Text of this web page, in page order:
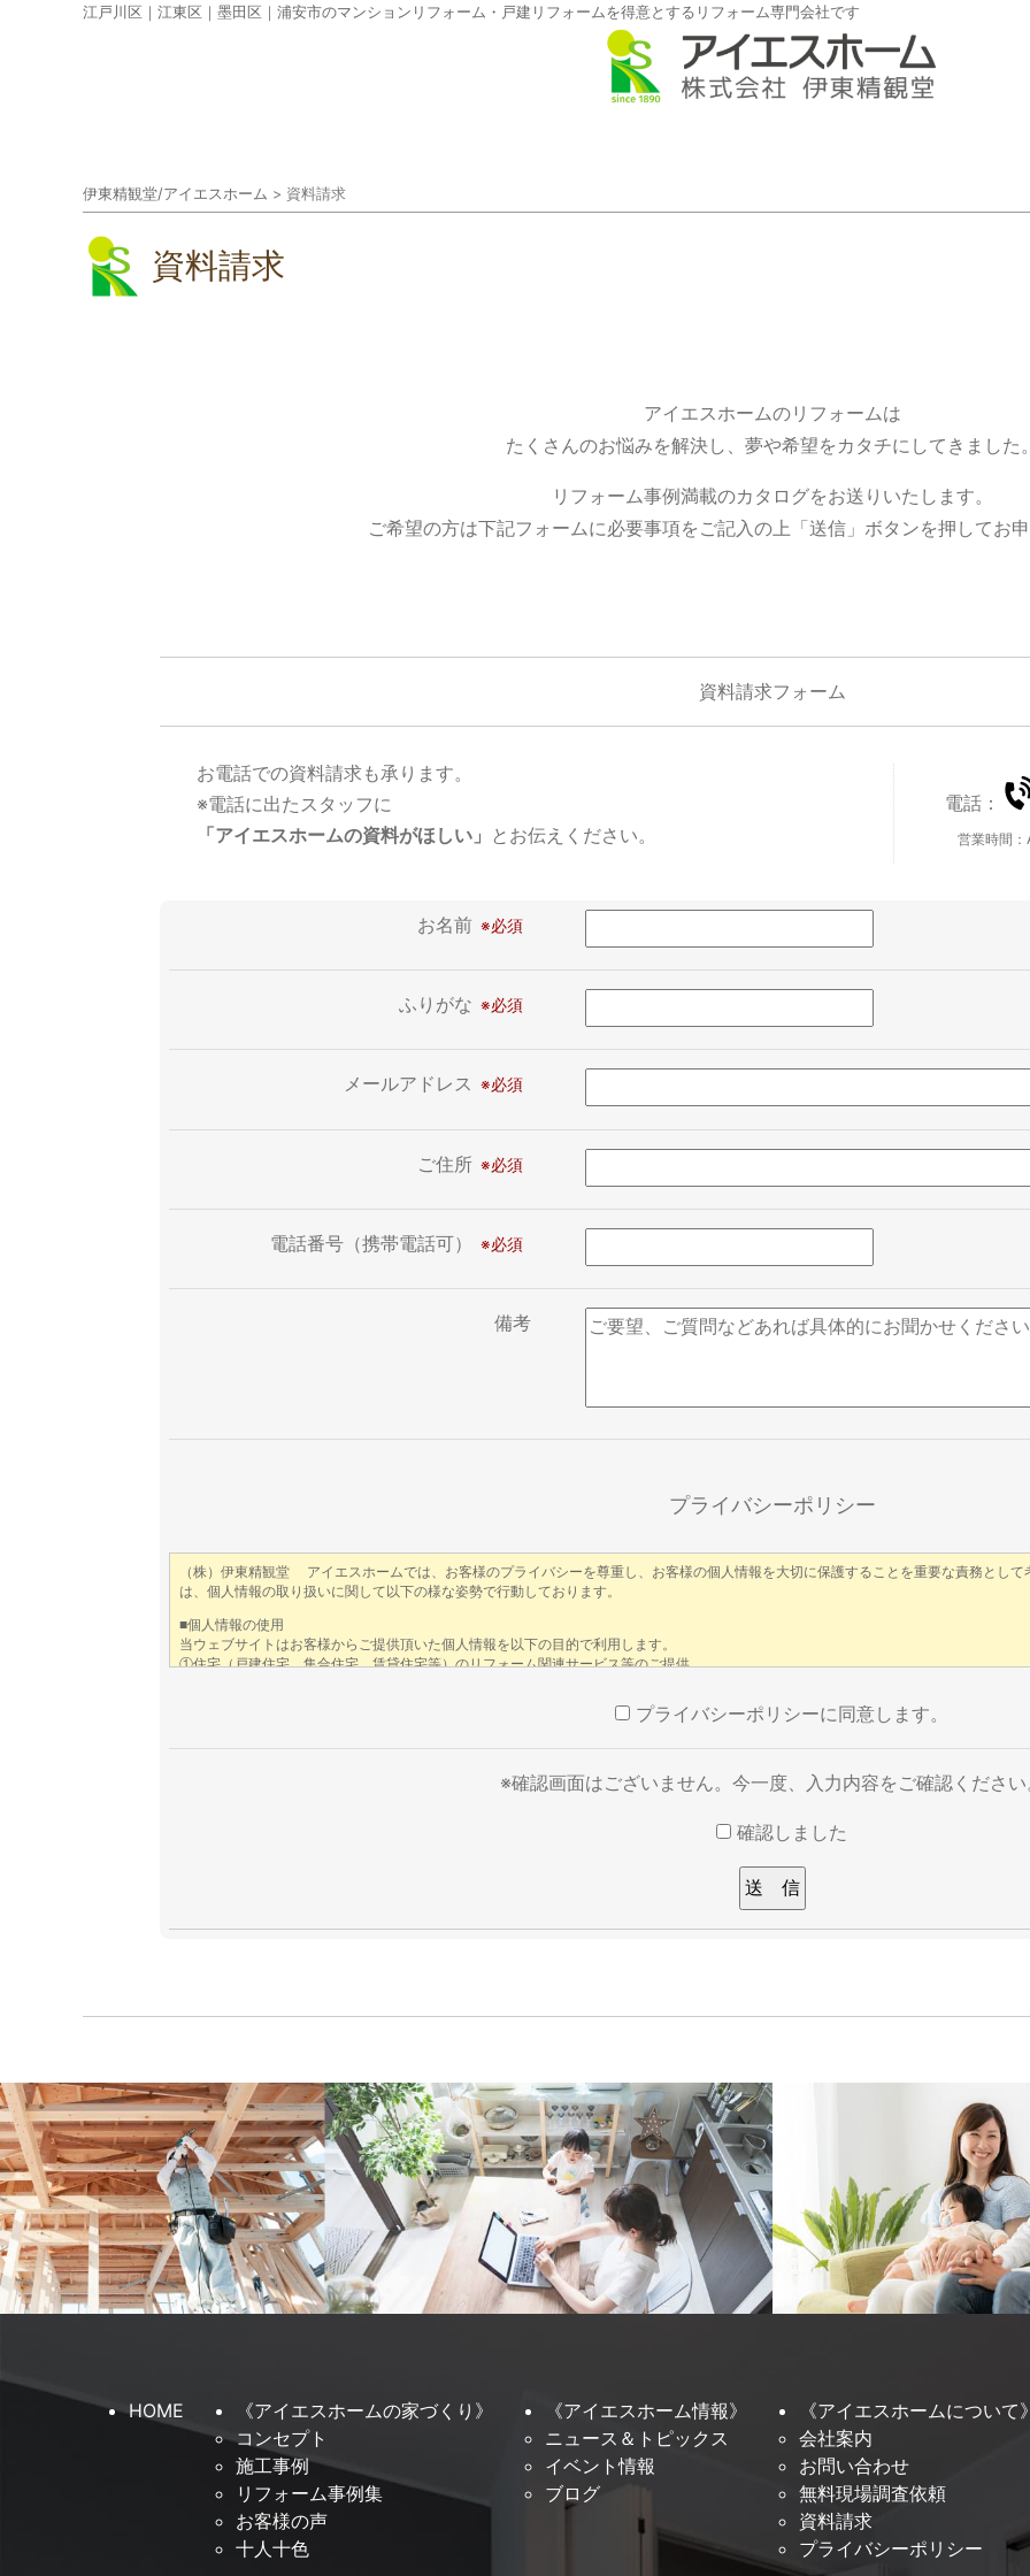
江戸川区｜江東区｜墨田区｜浦安市のマンションリフォーム・戸建リフォームを得意とするリフォーム専門会社です
伊東精観堂/アイエスホーム > 資料請求
資料請求
アイエスホームのリフォームは
たくさんのお悩みを解決し、夢や希望をカタチにしてきました
リフォーム事例満載のカタログをお送りいたします。
ご希望の方は下記フォームに必要事項をご記入の上「送信」ボタンを押してお
資料請求フォーム
お電話での資料請求も承ります。
※電話に出たスタッフに
「アイエスホームの資料がほしい」 とお伝えください。
電話：
営業時間：
お名前
ふりがな
メールアドレス
ご住所
電話番号（携帯電話可）
備考
プライバシーポリシー
プライバシーポリシーに同意します。
※確認画面はございません。今一度、入力内容をご確認くださ
確認しました
HOME
《アイエスホームの家づくり》
コンセプト
施工事例
リフォーム事例集
お客様の声
十人十色
《アイエスホーム情報》
ニュース＆トピックス
イベント情報
ブログ
《アイエスホームについて
会社案内
お問い合わせ
無料現場調査依頼
資料請求
プライバシーポリシー